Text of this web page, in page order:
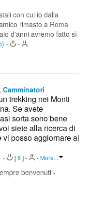
con cui io dalla
rimasto a Roma
d'anni avremo fatto sì
- -
, Camminatori
trekking nei Monti
Se avete
sorta sono bene
siete alla ricerca di
posso aggiornare al
- [8 ]- -More...
benvenuti-